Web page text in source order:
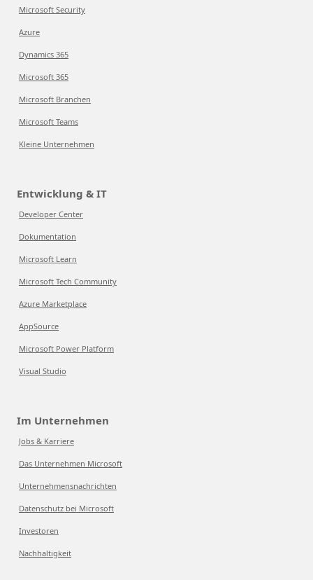
Microsoft Security
Azure
Dynamics 365
Microsoft 365
Microsoft Branchen
Microsoft Teams
Kleine Unternehmen
Entwicklung & IT
Developer Center
Dokumentation
Microsoft Learn
Microsoft Tech Community
Azure Marketplace
AppSource
Microsoft Power Platform
Visual Studio
Im Unternehmen
Jobs & Karriere
Das Unternehmen Microsoft
Unternehmensnachrichten
Datenschutz bei Microsoft
Investoren
Nachhaltigkeit